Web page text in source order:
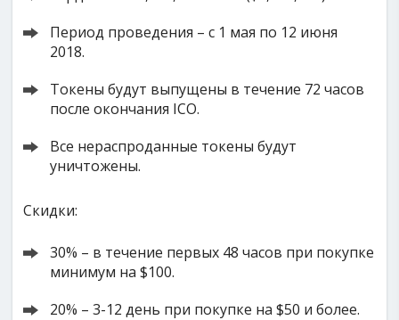
Период проведения – с 1 мая по 12 июня
2018.
Токены будут выпущены в течение 72 часов
после окончания ICO.
Все нераспроданные токены будут
уничтожены.
Скидки:
30% – в течение первых 48 часов при покупке
минимум на $100.
20% – 3-12 день при покупке на $50 и более.